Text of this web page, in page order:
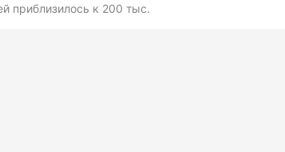
приблизилось к 200 тыс.